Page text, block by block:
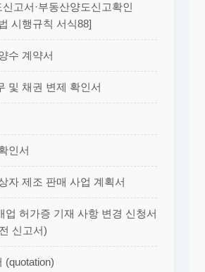
고서·부동산양도신고확인
시행규칙 서식88]
수 계약서
및 채권 변제 확인서
인서
자 제조 판매 사업 계획서
업 허가증 기재 사항 변경 신청서
신고서)
(quotation)